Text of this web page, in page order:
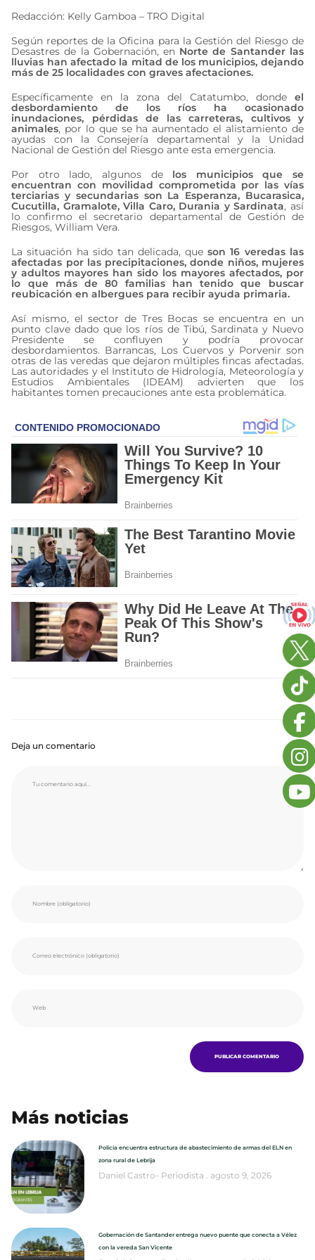
Redacción: Kelly Gamboa – TRO Digital
Según reportes de la Oficina para la Gestión del Riesgo de
Desastres de la Gobernación, en Norte de Santander las
lluvias han afectado la mitad de los municipios, dejando
más de 25 localidades con graves afectaciones.
Específicamente en la zona del Catatumbo, donde el
desbordamiento de los ríos ha ocasionado
inundaciones, pérdidas de las carreteras, cultivos y
animales, por lo que se ha aumentado el alistamiento de
ayudas con la Consejería departamental y la Unidad
Nacional de Gestión del Riesgo ante esta emergencia.
Por otro lado, algunos de los municipios que se
encuentran con movilidad comprometida por las vías
terciarias y secundarias son La Esperanza, Bucarasica,
Cucutilla, Gramalote, Villa Caro, Durania y Sardinata, así
lo confirmo el secretario departamental de Gestión de
Riesgos, William Vera.
La situación ha sido tan delicada, queson 16 veredas las
afectadas por las precipitaciones, donde niños, mujeres
y adultos mayores han sido los mayores afectados, por
lo que más de 80 familias han tenido que buscar
reubicación en albergues para recibir ayuda primaria.
Así mismo, el sector de Tres Bocas se encuentra en un
punto clave dado que los ríos de Tibú, Sardinata y Nuevo
Presidente se confluyen y podría provocar
desbordamientos. Barrancas, Los Cuervos y Porvenir son
otras de las veredas que dejaron múltiples fincas afectadas.
Las autoridades y el Instituto de Hidrología, Meteorología y
Estudios Ambientales (IDEAM) advierten que los
habitantes tomen precauciones ante esta problemática.
Deja un comentario
Más noticias
Policía encuentra estructura de abastecimiento de armas del ELN en
zona rural de Lebrija
Daniel Castro- Periodista agosto 9, 2026
Gobernación de Santander entrega nuevo puente que conecta a Vélez
con la vereda San Vicente